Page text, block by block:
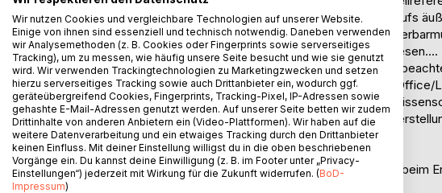
all diesem Durcheinander steigt Ihre Nervenanspannung aufs
Konstante in einem offenbar sehr fragilen System – rückt
Dabei wäre mit richtigem Einstieg alles ganz einfach
beim Erstellen Ihrer Dokumente ein paar einfache Regeln
Dieses Buch zeigt Ihnen – gestützt auf Beispiele in
werden können - in Kürze, worauf Sie bei der Erstellung
müssen, damit Sie die technische Seite der
Zielgruppen:
Alle – von SchülerInnen bis zu WissenschaftlerInnen - die beim
Wir nutzen Cookies und vergleichbare Technologien auf unserer Website.
Einige von ihnen sind essenziell und technisch notwendig. Daneben verwenden
wir Analysemethoden (z. B. Cookies oder Fingerprints sowie serverseitiges
Tracking), um zu messen, wie häufig unsere Seite besucht und wie sie genutzt
wird. Wir verwenden Trackingtechnologien zu Marketingzwecken und setzen
hierzu serverseitiges Tracking sowie auch Drittanbieter ein, wodurch ggf.
geräteübergreifend Cookies, Fingerprints, Tracking-Pixel, IP-Adressen sowie
gehashte E-Mail-Adressen genutzt werden. Auf unserer Seite betten wir zudem
Drittinhalte von anderen Anbietern ein (Video-Plattformen). Wir haben auf die
weitere Datenverarbeitung und ein etwaiges Tracking durch den Drittanbieter
keinen Einfluss. Mit deiner Einstellung willigst du in die oben beschriebenen
Vorgänge ein. Du kannst deine Einwilligung (z. B. im Footer unter „Privacy-
Einstellungen“) jederzeit mit Wirkung für die Zukunft widerrufen. (BoD-
Impressum)